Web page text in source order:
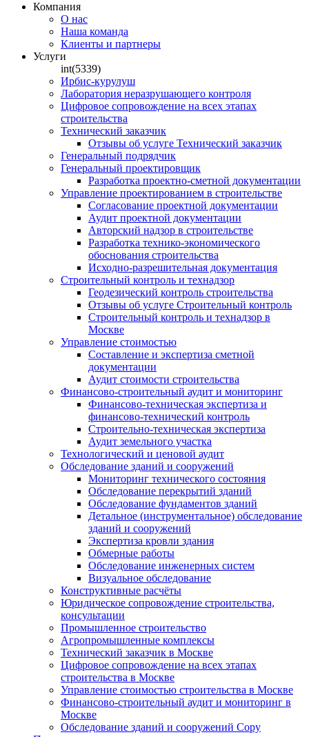
Компания
О нас
Наша команда
Клиенты и партнеры
Услуги
int(5339)
Ирбис-курулуш
Лаборатория неразрушающего контроля
Цифровое сопровождение на всех этапах
строительства
Технический заказчик
Отзывы об услуге Технический заказчик
Генеральный подрядчик
Генеральный проектировщик
Разработка проектно-сметной документации
Управление проектированием в строительстве
Согласование проектной документации
Аудит проектной документации
Авторский надзор в строительстве
Разработка технико-экономического
обоснования строительства
Исходно-разрешительная документация
Строительный контроль и технадзор
Геодезический контроль строительства
Отзывы об услуге Строительный контроль
Строительный контроль и технадзор в
Москве
Управление стоимостью
Составление и экспертиза сметной
документации
Аудит стоимости строительства
Финансово-строительный аудит и мониторинг
Финансово-техническая экспертиза и
финансово-технический контроль
Строительно-техническая экспертиза
Аудит земельного участка
Технологический и ценовой аудит
Обследование зданий и сооружений
Мониторинг технического состояния
Обследование перекрытий зданий
Обследование фундаментов зданий
Детальное (инструментальное) обследование
зданий и сооружений
Экспертиза кровли здания
Обмерные работы
Обследование инженерных систем
Визуальное обследование
Конструктивные расчёты
Юридическое сопровождение строительства,
консультации
Промышленное строительство
Агропромышленные комплексы
Технический заказчик в Москве
Цифровое сопровождение на всех этапах
строительства в Москве
Управление стоимостью строительства в Москве
Финансово-строительный аудит и мониторинг в
Москве
Обследование зданий и сооружений Copy